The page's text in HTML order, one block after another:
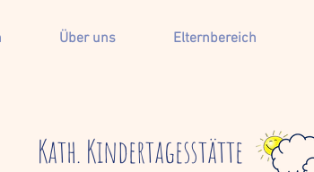
Über uns Elternbereich
Kath. Kindertagesstätte